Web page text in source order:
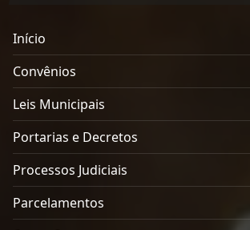
Início
Convênios
Leis Municipais
Portarias e Decretos
Processos Judiciais
Parcelamentos